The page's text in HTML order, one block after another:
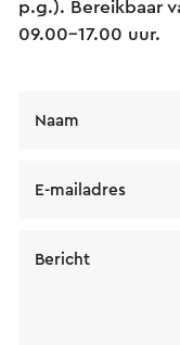
p.g.). Bereikbaar
09.00-17.00 uur.
Naam
E-mailadres
Bericht